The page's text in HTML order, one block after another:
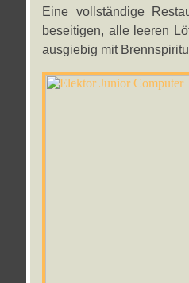
Eine vollständige
beseitigen, alle leeren
ausgiebig mit